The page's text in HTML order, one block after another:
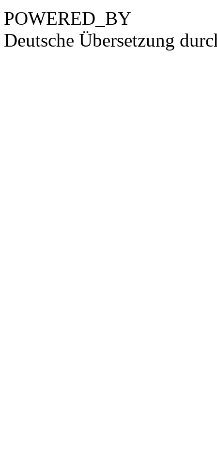
POWERED_BY
Deutsche Übersetzung